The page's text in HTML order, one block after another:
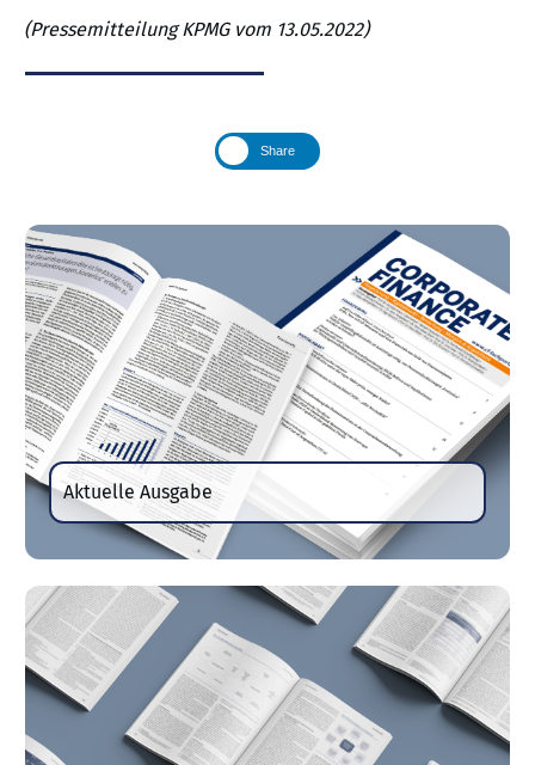
(Pressemitteilung KPMG vom 13.05.2022)
Share
Aktuelle Ausgabe